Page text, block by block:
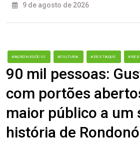
9 de agosto de 2026
#AGRONEGÓCIO #CULTURA #DESTAQUE
90 mil pessoas:
com portões
maior público a um
história de